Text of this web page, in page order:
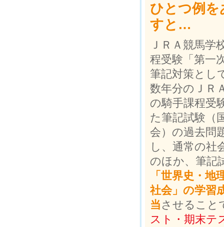
ひとつ例を
すと…
ＪＲＡ競馬学
程受験「第一
筆記対策とし
数年分のＪＲ
の騎手課程受
た筆記試験（
会）の過去問
し、通常の社
のほか、筆記
「世界史・地
社会」の学習
当 させること
スト・期末テ